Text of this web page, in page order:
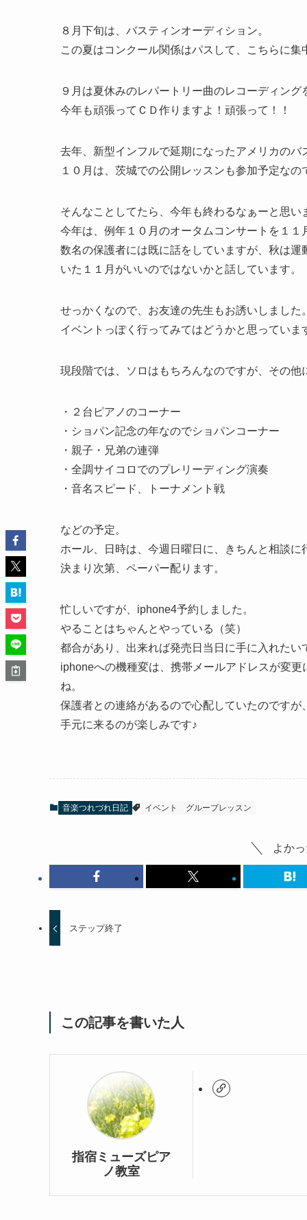
８月下旬は、バスティンオーディション。
この夏はコンクール関係はパスして、こちらに集
９月は夏休みのレパートリー曲のレコーディング
今年も頑張ってＣＤ作りますよ！頑張って！！
去年、新型インフルで延期になったアメリカのバ
１０月は、茨城での公開レッスンも参加予定な
そんなことしてたら、今年も終わるなぁーと思い
今年は、例年１０月のオータムコンサートを１１
数名の保護者には既に話をしていますが、秋は
いた１１月がいいのではないかと話しています。
せっかくなので、お友達の先生もお誘いしました。
イベントっぽく行ってみてはどうかと思っていま
現段階では、ソロはもちろんなのですが、その他
・２台ピアノのコーナー
・ショパン記念の年なのでショパンコーナー
・親子・兄弟の連弾
・全調サイコロでのプレリーディング演奏
・音名スピード、トーナメント戦
などの予定。
ホール、日時は、今週日曜日に、きちんと相談に
決まり次第、ペーパー配ります。
忙しいですが、iphone4予約しました。
やることはちゃんとやっている（笑）
都合があり、出来れば発売日当日に手に入れたい
iphoneへの機種変は、携帯メールアドレスが変
ね。
保護者との連絡があるので心配していたのですが
手元に来るのが楽しみです♪
音楽つれづれ日記 イベント グループレッスン
よか
ステップ終了
この記事を書いた人
指宿ミューズピア
ノ教室